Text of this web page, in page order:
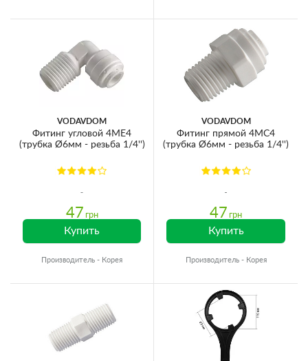
VODAVDOM
Фитинг угловой 4ME4
(трубка Ø6мм - резьба 1/4'')
47 грн
Купить
Производитель - Корея
VODAVDOM
Фитинг прямой 4MC4
(трубка Ø6мм - резьба 1/4'')
47 грн
Купить
Производитель - Корея